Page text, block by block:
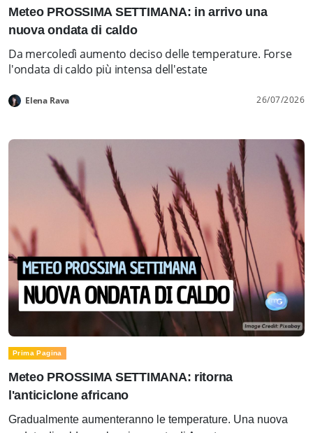
Meteo PROSSIMA SETTIMANA: in arrivo una
nuova ondata di caldo
Da mercoledì aumento deciso delle temperature. Forse
l'ondata di caldo più intensa dell'estate
Elena Rava 26/07/2026
Prima Pagina
Meteo PROSSIMA SETTIMANA: ritorna
l'anticiclone africano
Gradualmente aumenteranno le temperature. Una nuova